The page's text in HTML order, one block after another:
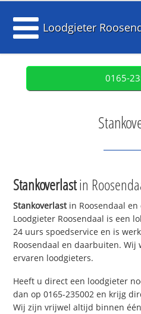
Loodgieter
0165-
Stankoverlastin
Stankoverlastin Roosendaal en
Loodgieter Roosendaal is een
24 uurs spoedservice en is
Roosendaal en daarbuiten.
ervaren loodgieters.
Heeft u direct een loodgieter
dan op 0165-235002 en krijg
Wij zijn vrijwel altijd binnen